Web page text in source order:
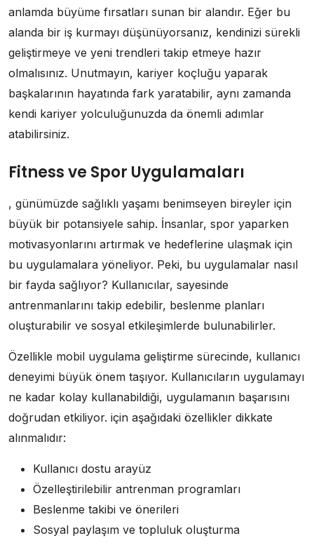
anlamda büyüme fırsatları sunan bir alandır. Eğer bu
alanda bir iş kurmayı düşünüyorsanız, kendinizi sürekli
geliştirmeye ve yeni trendleri takip etmeye hazır
olmalısınız. Unutmayın, kariyer koçluğu yaparak
başkalarının hayatında fark yaratabilir, aynı zamanda
kendi kariyer yolculuğunuzda da önemli adımlar
atabilirsiniz.
Fitness ve Spor Uygulamaları
, günümüzde sağlıklı yaşamı benimseyen bireyler için
büyük bir potansiyele sahip. İnsanlar, spor yaparken
motivasyonlarını artırmak ve hedeflerine ulaşmak için
bu uygulamalara yöneliyor. Peki, bu uygulamalar nasıl
bir fayda sağlıyor? Kullanıcılar, sayesinde
antrenmanlarını takip edebilir, beslenme planları
oluşturabilir ve sosyal etkileşimlerde bulunabilirler.
Özellikle mobil uygulama geliştirme sürecinde, kullanıcı
deneyimi büyük önem taşıyor. Kullanıcıların uygulamayı
ne kadar kolay kullanabildiği, uygulamanın başarısını
doğrudan etkiliyor. için aşağıdaki özellikler dikkate
alınmalıdır:
Kullanıcı dostu arayüz
Özelleştirilebilir antrenman programları
Beslenme takibi ve önerileri
Sosyal paylaşım ve topluluk oluşturma